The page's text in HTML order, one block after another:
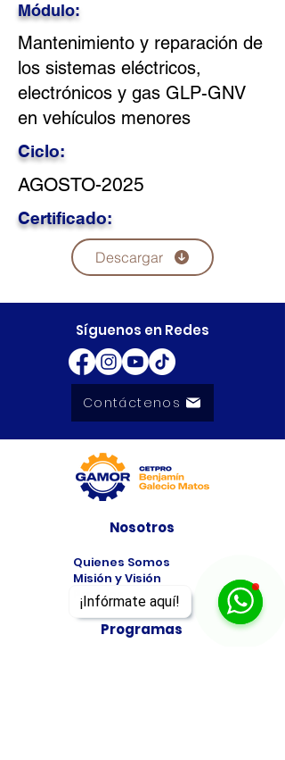
¡Infórmate aquí!
Módulo:
Mantenimiento y reparación de
los sistemas eléctricos,
electrónicos y gas GLP-GNV
en vehículos menores
Ciclo:
AGOSTO-2025
Certificado:
Descargar
Síguenos en Redes
Contáctenos
Nosotros
Quienes Somos
Misión y Visión
Premios
Programas